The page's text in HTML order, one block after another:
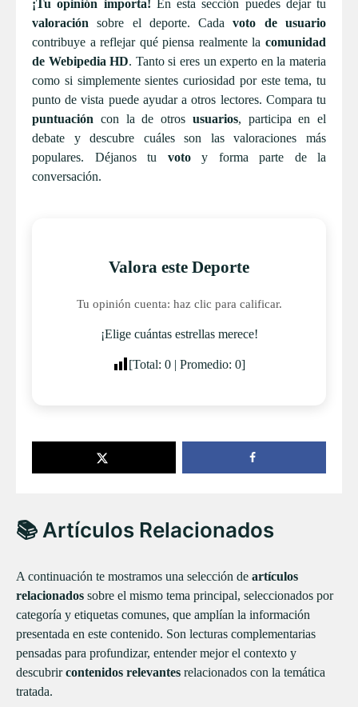
¡Tu opinión importa! En esta sección puedes dejar tu
valoración sobre el deporte. Cadavoto de usuario
contribuye a reflejar qué piensa realmente la comunidad
de Webipedia HD. Tanto si eres un experto en la materia
como si simplemente sientes curiosidad por este tema, tu
punto de vista puede ayudar a otros lectores. Compara tu
puntuación con la de otros usuarios, participa en el
debate y descubre cuáles son las valoraciones más
populares. Déjanos tu votoy forma parte de la
conversación.
Valora este Deporte
Tu opinión cuenta: haz clic para calificar.
¡Elige cuántas estrellas merece!
[Total: 0 | Promedio: 0]
📚 Artículos Relacionados
A continuación te mostramos una selección de artículos
relacionados sobre el mismo tema principal, seleccionados por
categoría y etiquetas comunes, que amplían la información
presentada en este contenido. Son lecturas complementarias
pensadas para profundizar, entender mejor el contexto y
descubrircontenidos relevantes relacionados con la temática
tratada.